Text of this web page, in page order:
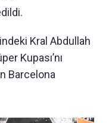
Kral Abdullah
Kupası’nı
Barcelona